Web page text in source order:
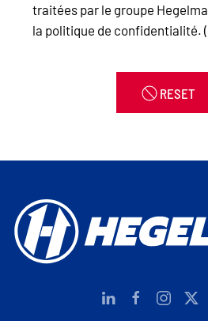
traitées par le groupe
la politique de confidentialité.
RESET